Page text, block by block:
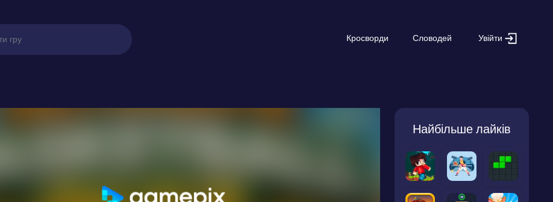
Кросворди Словодей Увійти
Найбільше лайків